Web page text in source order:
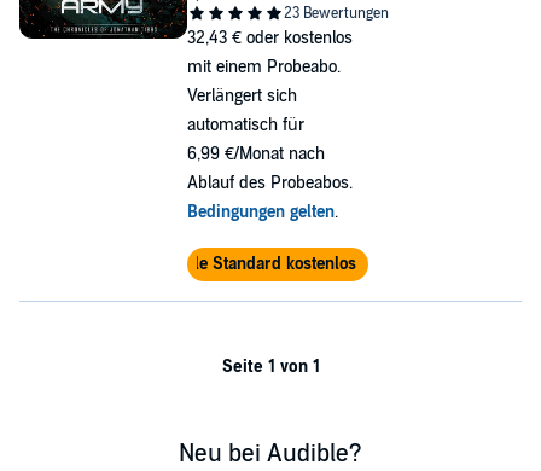
32,43 € oder kostenlos
mit einem Probeabo.
Verlängert sich
automatisch für
6,99 €/Monat nach
Ablauf des Probeabos.
Bedingungen gelten.
Audible Standard kostenlos testen
Seite 1 von 1
Neu bei Audible?